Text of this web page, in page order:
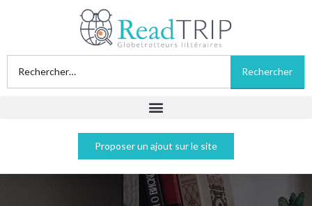
Proposer un ajout sur le site